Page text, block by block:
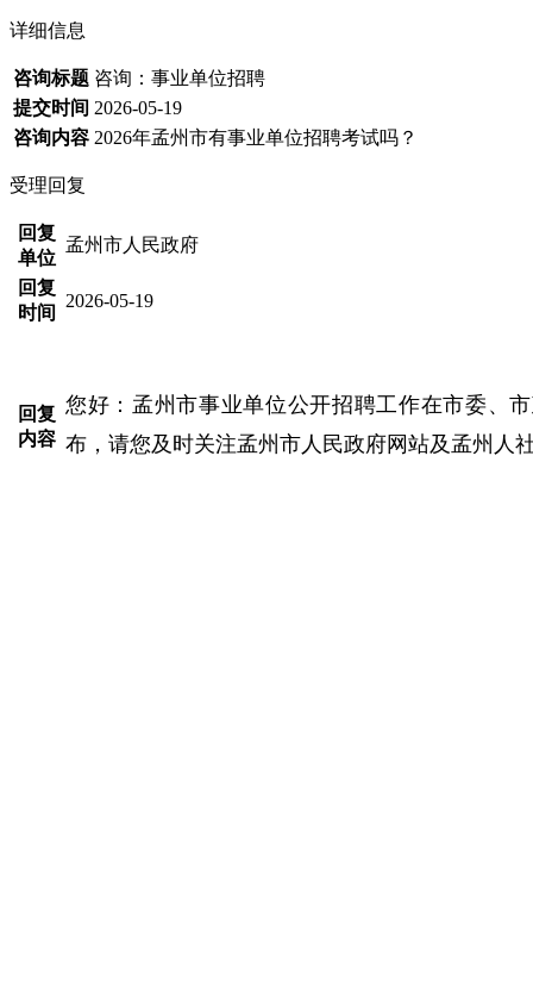
详细信息
咨询标题 咨询：事业单位招聘
提交时间 2026-05-19
咨询内容 2026年孟州市有事业单位招聘考试吗？
受理回复
回复
单位
孟州市人民政府
回复
时间
2026-05-19
回复
内容
您好：孟州市事业单位公开招聘工作在市委、
布，请您及时关注孟州市人民政府网站及孟州人